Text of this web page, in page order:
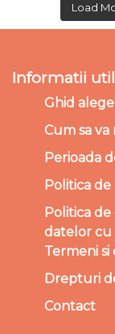
Load
Informatii
Ghid
Cum sa va
Perioada
Politica
Politica
datelor cu
Termeni si
Drepturi
Contact